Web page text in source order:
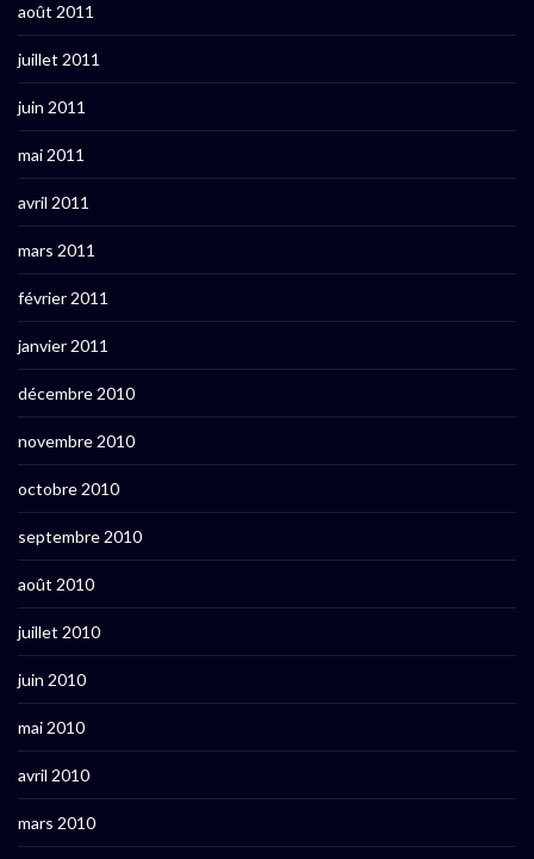
août 2011
juillet 2011
juin 2011
mai 2011
avril 2011
mars 2011
février 2011
janvier 2011
décembre 2010
novembre 2010
octobre 2010
septembre 2010
août 2010
juillet 2010
juin 2010
mai 2010
avril 2010
mars 2010